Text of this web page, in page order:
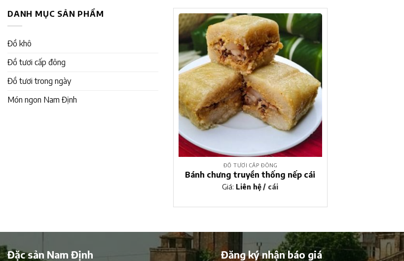
DANH MỤC SẢN PHẨM
Đồ khô
Đồ tươi cấp đông
Đồ tươi trong ngày
Món ngon Nam Định
ĐỒ TƯƠI CẤP ĐÔNG
Bánh chưng truyền thống nếp cái
hoa vàng
Giá: Liên hệ/ cái
Đặc sản Nam Định Đăng ký nhận báo giá